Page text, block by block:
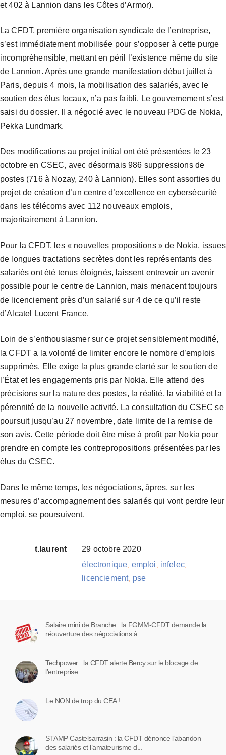
et 402 à Lannion dans les Côtes d’Armor).
La CFDT, première organisation syndicale de l’entreprise,
s’est immédiatement mobilisée pour s’opposer à cette purge
incompréhensible, mettant en péril l’existence même du site
de Lannion. Après une grande manifestation début juillet à
Paris, depuis 4 mois, la mobilisation des salariés, avec le
soutien des élus locaux, n’a pas faibli. Le gouvernement s’est
saisi du dossier. Il a négocié avec le nouveau PDG de Nokia,
Pekka Lundmark.
Des modifications au projet initial ont été présentées le 23
octobre en CSEC, avec désormais 986 suppressions de
postes (716 à Nozay, 240 à Lannion). Elles sont assorties du
projet de création d’un centre d’excellence en cybersécurité
dans les télécoms avec 112 nouveaux emplois,
majoritairement à Lannion.
Pour la CFDT, les « nouvelles propositions » de Nokia, issues
de longues tractations secrètes dont les représentants des
salariés ont été tenus éloignés, laissent entrevoir un avenir
possible pour le centre de Lannion, mais menacent toujours
de licenciement près d’un salarié sur 4 de ce qu’il reste
d’Alcatel Lucent France.
Loin de s’enthousiasmer sur ce projet sensiblement modifié,
la CFDT a la volonté de limiter encore le nombre d’emplois
supprimés. Elle exige la plus grande clarté sur le soutien de
l’État et les engagements pris par Nokia. Elle attend des
précisions sur la nature des postes, la réalité, la viabilité et la
pérennité de la nouvelle activité. La consultation du CSEC se
poursuit jusqu’au 27 novembre, date limite de la remise de
son avis. Cette période doit être mise à profit par Nokia pour
prendre en compte les contrepropositions présentées par les
élus du CSEC.
Dans le même temps, les négociations, âpres, sur les
mesures d’accompagnement des salariés qui vont perdre leur
emploi, se poursuivent.
t.laurent
29 octobre 2020
électronique emploi infelec,
licenciement, pse
Salaire mini de Branche : la FGMM-CFDT demande la
réouverture des négociations à...
Techpower : la CFDT alerte Bercy sur le blocage de
l’entreprise
Le NON de trop du CEA !
STAMP Castelsarrasin : la CFDT dénonce l’abandon
des salariés et l’amateurisme d...